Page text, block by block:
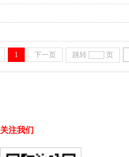
1 下一页 跳转 页
关注我们